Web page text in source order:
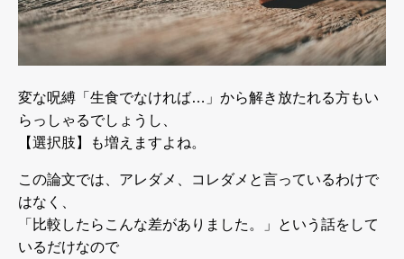
変な呪縛「生食でなければ…」から解き放たれる方もい
らっしゃるでしょうし、
【選択肢】も増えますよね。
この論文では、アレダメ、コレダメと言っているわけで
はなく、
「比較したらこんな差がありました。」という話をして
いるだけなので